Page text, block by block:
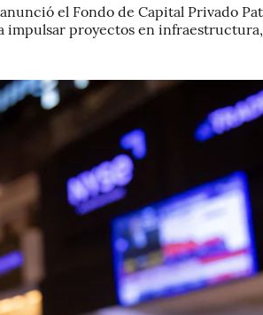
el Fondo de Capital Privado
impulsar proyectos en